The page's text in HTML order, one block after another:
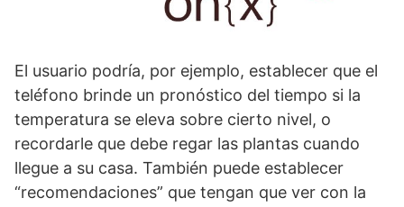
El usuario podría, por ejemplo, establecer que el
teléfono brinde un pronóstico del tiempo si la
temperatura se eleva sobre cierto nivel, o
recordarle que debe regar las plantas cuando
llegue a su casa. También puede establecer
“recomendaciones” que tengan que ver con la